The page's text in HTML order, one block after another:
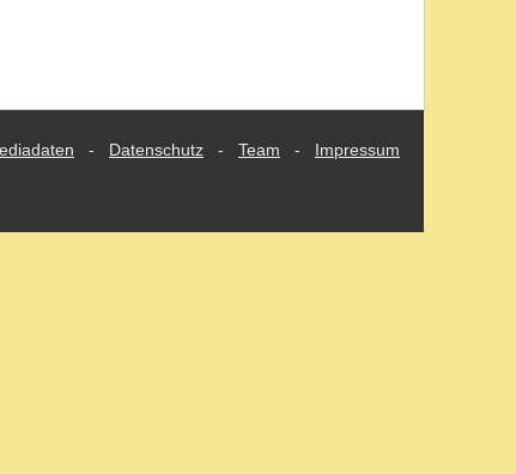
- Datenschutz - Team - Impressum